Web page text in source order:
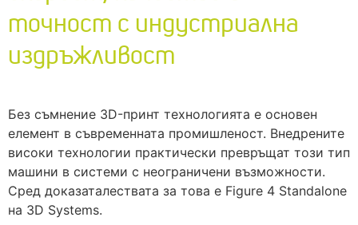
точност с индустриална
издръжливост
Без съмнение 3D-принт технологията е основен
елемент в съвременната промишленост. Внедрените
високи технологии практически превръщат този тип
машини в системи с неограничени възможности.
Сред доказаталествата за това е Figure 4 Standalone
на 3D Systems.